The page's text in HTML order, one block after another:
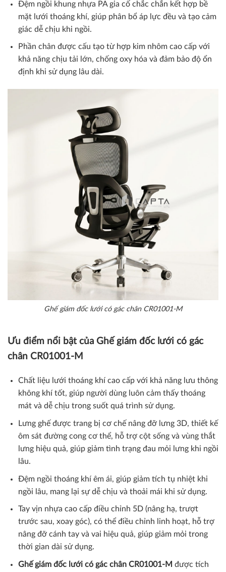
Đệm ngồi khung nhựa PA gia cố chắc chắn kết hợp bề
mặt lưới thoáng khí, giúp phân bổ áp lực đều và tạo cảm
giác dễ chịu khi ngồi.
Phần chân được cấu tạo từ hợp kim nhôm cao cấp với
khả năng chịu tải lớn, chống oxy hóa và đảm bảo độ ổn
định khi sử dụng lâu dài.
Ghế giám đốc lưới có gác chân CR01001-M
Ưu điểm nổi bật của Ghế giám đốc lưới có gác
chân CR01001-M
Chất liệu lưới thoáng khí cao cấp với khả năng lưu thông
không khí tốt, giúp người dùng luôn cảm thấy thoáng
mát và dễ chịu trong suốt quá trình sử dụng.
Lưng ghế được trang bị cơ chế nâng đỡ lưng 3D, thiết kế
ôm sát đường cong cơ thể, hỗ trợ cột sống và vùng thắt
lưng hiệu quả, giúp giảm tình trạng đau mỏi lưng khi ngồi
lâu.
Đệm ngồi thoáng khí êm ái, giúp giảm tích tụ nhiệt khi
ngồi lâu, mang lại sự dễ chịu và thoải mái khi sử dụng.
Tay vịn nhựa cao cấp điều chỉnh 5D (nâng hạ, trượt
trước sau, xoay góc), có thể điều chỉnh linh hoạt, hỗ trợ
nâng đỡ cánh tay và vai hiệu quả, giúp giảm mỏi trong
thời gian dài sử dụng.
Ghế giám đốc lưới có gác chân CR01001-M được tích